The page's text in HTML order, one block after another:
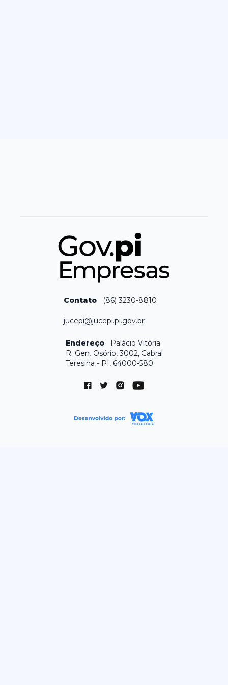
Contato (86) 3230-8810
jucepi@jucepi.pi.gov.br
Endereço
Palácio Vitória
R. Gen. Osório, 3002, Cabral
Teresina - PI, 64000-580